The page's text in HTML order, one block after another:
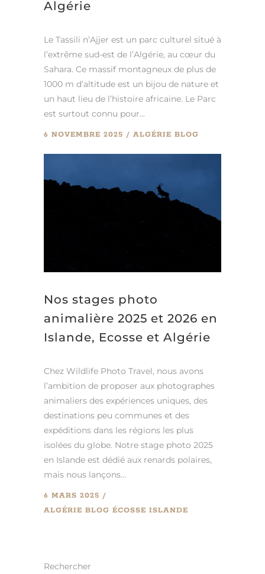
Algérie
Le Tassili n’Ajjer est un parc culturel situé à
l’extrême sud-est de l’Algérie, au cœur du
Sahara. Ce massif montagneux de plus de
1000 m d’altitude est un bijou de nature et
un haut lieu de l’histoire africaine. Le Parc
est surtout connu pour...
6 NOVEMBRE 2025 ALGÉRIE BLOG
Nos stages photo
animalière 2025 et 2026 en
Islande, Ecosse et Algérie
Chez Wildlife Photo Travel, nous avons
l’ambition de proposer aux photographes
animaliers des expériences uniques, des
destinations peu communes et des
expéditions dans les régions les plus
isolées du globe. Notre stage photo 2025
en Islande est dédié aux renards polaires,
mais nous lançons...
6 MARS 2025
ALGÉRIE BLOG ÉCOSSE ISLANDE
Rechercher